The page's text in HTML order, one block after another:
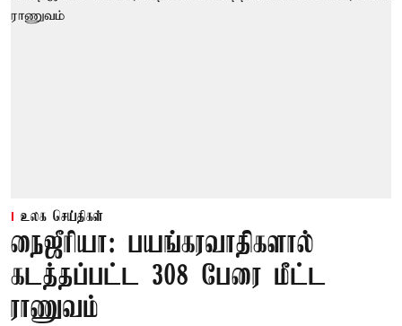
உலக செய்திகள்
நைஜீரியா: பயங்கரவாதிகளால்
கடத்தப்பட்ட 308 பேரை மீட்ட
ராணுவம்